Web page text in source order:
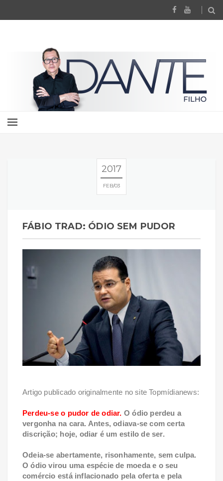
2017
FEB 03
FÁBIO TRAD: ÓDIO SEM PUDOR
Artigo publicado originalmente no site Topmídianews:
Perdeu-se o pudor de odiar. O ódio perdeu a
vergonha na cara. Antes, odiava-se com certa
discrição; hoje, odiar é um estilo de ser.
Odeia-se abertamente, risonhamente, sem culpa.
O ódio virou uma espécie de moeda e o seu
comércio está inflacionado pela oferta e pela